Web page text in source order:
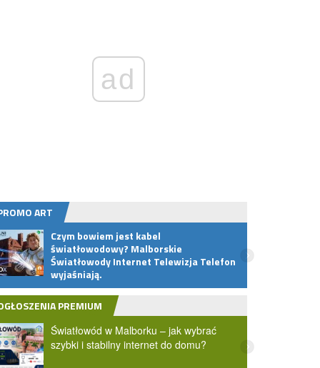
ad
ART
Czym bowiem jest kabel
światłowodowy? Malborskie
Światłowody Internet Telewizja Telefon
wyjaśniają.
PREMIUM
Światłowód w Malborku – jak wybrać
szybki i stabilny internet do domu?